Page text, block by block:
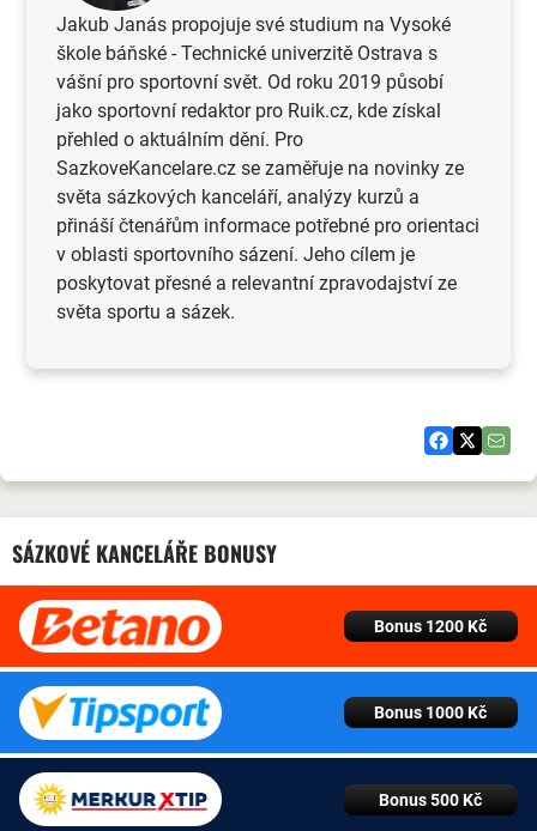
Jakub Janás propojuje své studium na Vysoké
škole báňské - Technické univerzitě Ostrava s
vášní pro sportovní svět. Od roku 2019 působí
jako sportovní redaktor pro Ruik.cz, kde získal
přehled o aktuálním dění. Pro
SazkoveKancelare.cz se zaměřuje na novinky ze
světa sázkových kanceláří, analýzy kurzů a
přináší čtenářům informace potřebné pro orientaci
v oblasti sportovního sázení. Jeho cílem je
poskytovat přesné a relevantní zpravodajství ze
světa sportu a sázek.
SÁZKOVÉ KANCELÁŘE BONUSY
Bonus 1200 Kč
Bonus 1000 Kč
Bonus 500 Kč